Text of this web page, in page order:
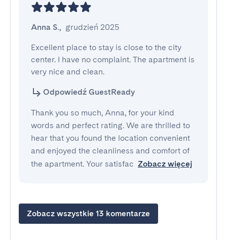
Anna S., grudzień 2025
Excellent place to stay is close to the city
center. I have no complaint. The apartment is
very nice and clean.
Odpowiedź GuestReady
Thank you so much, Anna, for your kind
words and perfect rating. We are thrilled to
hear that you found the location convenient
and enjoyed the cleanliness and comfort of
the apartment. Your satisfac Zobacz więcej
Zobacz wszystkie 13 komentarze